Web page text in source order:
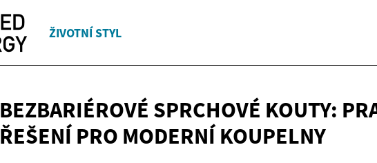
ŽIVOTNÍ STYL
BEZBARIÉROVÉ SPRCHOVÉ KOUTY:
ŘEŠENÍ PRO MODERNÍ KOUPELNY